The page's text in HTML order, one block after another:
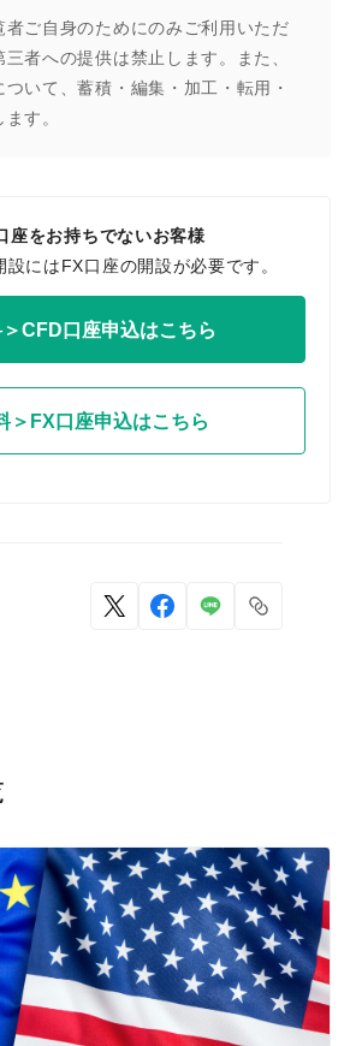
者ご自身のためにのみご利用いただ
三者への提供は禁止します。また、
いて、蓄積・編集・加工・転用・
す。
座をお持ちでないお客様
にはFX口座の開設が必要です。
＞CFD口座申込はこちら
＞FX口座申込はこちら